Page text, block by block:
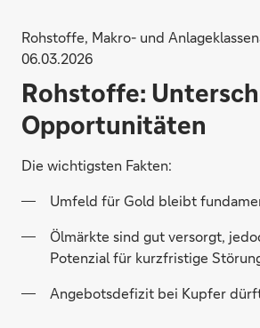
Rohstoffe, Makro- und
06.03.2026
Rohstoffe:
Opportunitäten
Die wichtigsten Fakten:
Umfeld für Gold bleibt
Ölmärkte sind gut versorgt,
Potenzial für kurzfristige
Angebotsdefizit bei Kupfer